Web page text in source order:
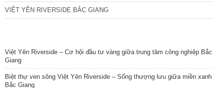
VIỆT YÊN RIVERSIDE BẮC GIANG
Việt Yên Riverside – Cơ hội đầu tư vàng giữa trung tâm công nghiệp Bắc
Giang
Biệt thự ven sông Việt Yên Riverside – Sống thượng lưu giữa miền xanh
Bắc Giang